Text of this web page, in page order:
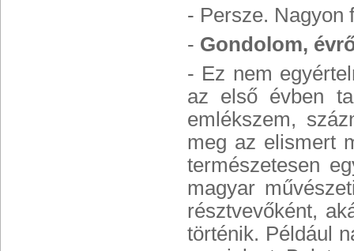
- Persze. Nagyon
- Gondolom,
- Ez nem
az első évben
emlékszem,
meg az elismert
természetesen
magyar
résztvevőként,
történik. Például